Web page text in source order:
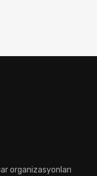
organizasyonları